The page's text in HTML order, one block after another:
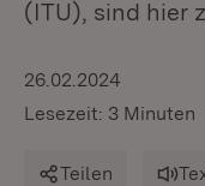
(ITU), sind hier
26.02.2024
Lesezeit: 3 Minuten
Teilen